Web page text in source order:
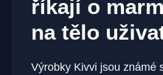
říkají o
na tělo
Výrobky Kivvi jsou známé